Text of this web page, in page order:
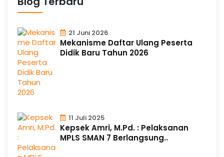
21 Juni 2026
Mekanisme Daftar Ulang Peserta
Didik Baru Tahun 2026
11 Juli 2025
Kepsek Amri, M.Pd. : Pelaksanan
MPLS SMAN 7 Berlangsung..